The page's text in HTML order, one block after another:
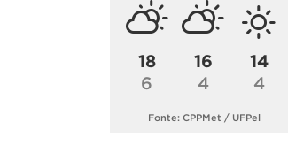
18
6
16
4
14
4
Fonte: CPPMet / UFPel